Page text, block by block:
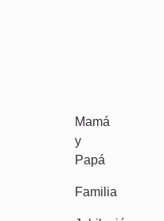
Scrapbook